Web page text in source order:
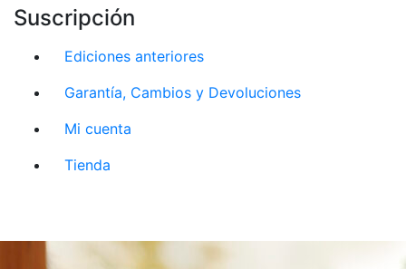
Suscripción
Ediciones anteriores
Garantía, Cambios y Devoluciones
Mi cuenta
Tienda